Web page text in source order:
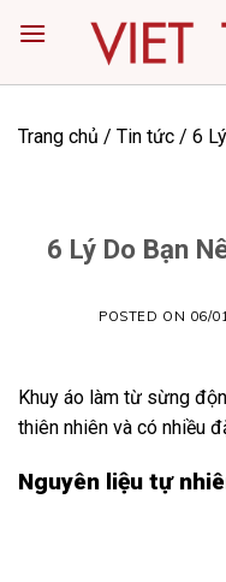
Trang chủ / Tin tức / 6
6 Lý Do Bạn
POSTED ON 06/
Khuy áo làm từ sừng
thiên nhiên và có nhiều
Nguyên liệu tự